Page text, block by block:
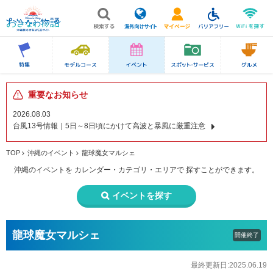
重要なお知らせ
2026.08.03
台風13号情報｜5日～8日頃にかけて高波と暴風に厳重注意
TOP 沖縄のイベント 龍球魔女マルシェ
沖縄のイベントを カレンダー・カテゴリ・エリアで 探すことができます。
イベントを探す
龍球魔女マルシェ 開催終了
最終更新日:2025.06.19